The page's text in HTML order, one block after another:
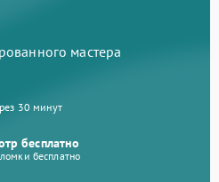
мастера
30 минут
бесплатно
бесплатно